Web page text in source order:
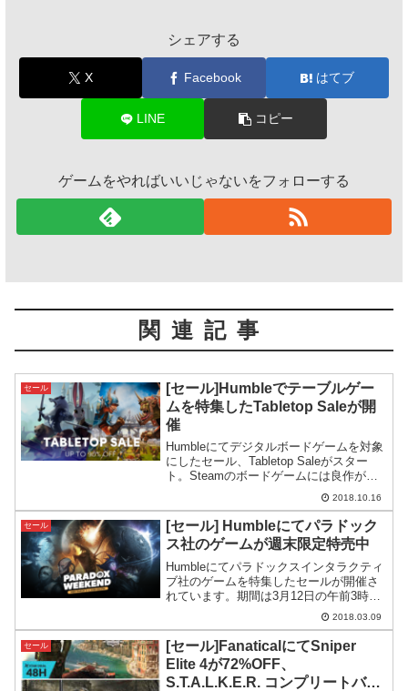
シェアする
X Facebook はてブ
LINE コピー
ゲームをやればいいじゃないをフォローする
関連記事
セール
[セール]Humbleでテーブルゲー
ムを特集したTabletop Saleが開
催
Humbleにてデジタルボードゲームを対象
にしたセール、Tabletop Saleがスター
ト。Steamのボードゲームには良作が多
く、今回も有名所を抑えたセールになっ
2018.10.16
セール
[セール] Humbleにてパラドック
ス社のゲームが週末限定特売中
Humbleにてパラドックスインタラクティ
ブ社のゲームを特集したセールが開催さ
れています。期間は3月12日の午前3時頃
までとなっています。パラドックス社の
幅広いゲームを対象にしたセールセール
の全容はこちらのセール会場へのリンク
から確認できま...
2018.03.09
セール
[セール]FanaticalにてSniper
Elite 4が72%OFF、
S.T.A.L.K.E.R. コンプリートバン